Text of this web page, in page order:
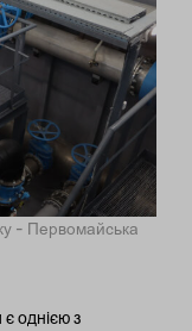
– Первомайська
однією з